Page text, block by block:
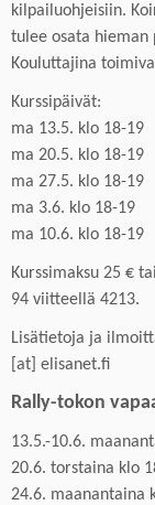
kilpailuohjeisiin.
tulee osata hieman
Kouluttajina
Kurssipäivät:
ma 13.5. klo 18-19
ma 20.5. klo 18-19
ma 27.5. klo 18-19
ma 3.6. klo 18-19
ma 10.6. klo 18-19
Kurssimaksu 25 €
94 viitteellä 4213.
Lisätietoja ja
[at] elisanet.fi
Rally-tokon
13.5.-10.6.
20.6. torstaina klo
24.6. maanantaina